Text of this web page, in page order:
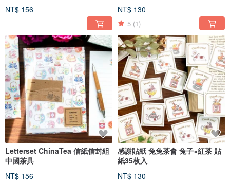
NT$ 156
NT$ 130
5 (1)
Letterset ChinaTea 信紙信封組
中國茶具
NT$ 156
感謝貼紙 兔兔茶會 兔子×紅茶 貼
紙35枚入
NT$ 130